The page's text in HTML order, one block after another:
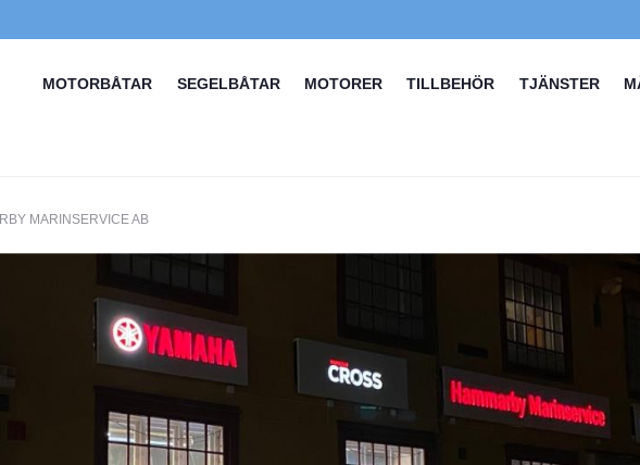
MOTORBÅTAR SEGELBÅTAR MOTORER TILLBEHÖR TJÄNSTER
MARINSERVICE AB